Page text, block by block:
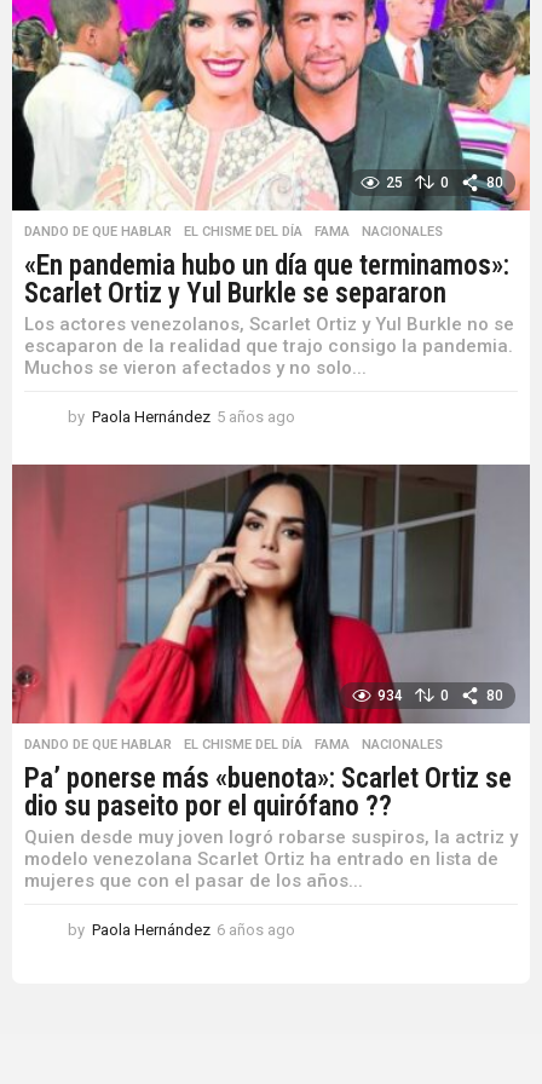
a
g
o
25 0 80
DANDO DE QUE HABLAR ,EL CHISME DEL DÍA ,FAMA ,NACIONALES
«En pandemia hubo un día que terminamos»:
Scarlet Ortiz y Yul Burkle se separaron
Los actores venezolanos, Scarlet Ortiz y Yul Burkle no se
escaparon de la realidad que trajo consigo la pandemia.
Muchos se vieron afectados y no solo...
by Paola Hernández 5 años ago
ñ
o
s
a
g
o
934 0 80
DANDO DE QUE HABLAR ,EL CHISME DEL DÍA ,FAMA ,NACIONALES
Pa’ ponerse más «buenota»: Scarlet Ortiz se
dio su paseito por el quirófano ??
Quien desde muy joven logró robarse suspiros, la actriz y
modelo venezolana Scarlet Ortiz ha entrado en lista de
mujeres que con el pasar de los años...
by Paola Hernández 6 años ago